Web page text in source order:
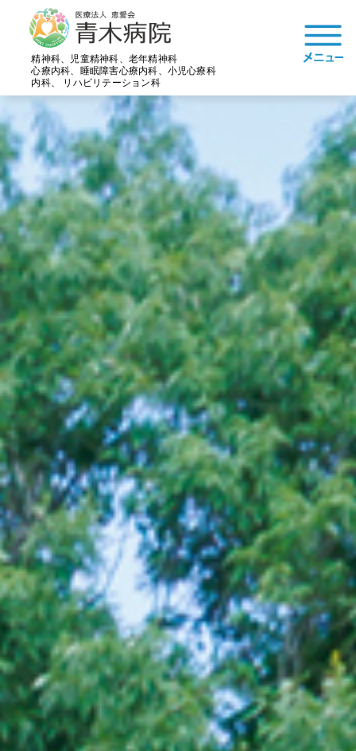
精神科、児童精神科、老年精神科
心療内科、睡眠障害心療内科、小児心療科
内科、 リハビリテーション科